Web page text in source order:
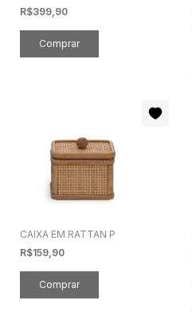
R$399,90
CAIXA EM RATTAN P
R$159,90